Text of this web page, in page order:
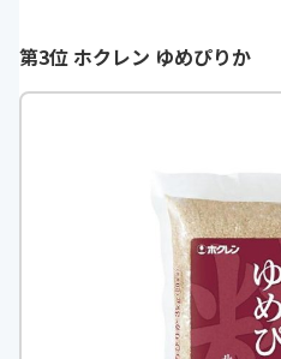
第3位 ホクレン ゆめぴりか